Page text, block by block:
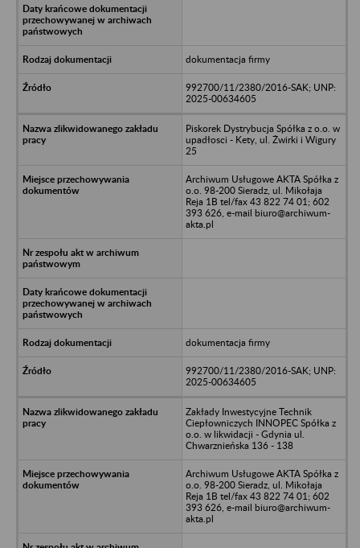
dokumentacja firmy
992700/11/2380/2016-SAK; UNP:
2025-00634605
Piskorek Dystrybucja Spółka z o.o. w
upadłosci - Kety, ul. Żwirki i Wigury
25
Archiwum Usługowe AKTA Spółka z
o.o. 98-200 Sieradz, ul. Mikołaja
Reja 1B tel/fax 43 822 74 01; 602
393 626, e-mail biuro@archiwum-
akta.pl
dokumentacja firmy
992700/11/2380/2016-SAK; UNP:
2025-00634605
Zakłady Inwestycyjne Technik
Ciepłowniczych INNOPEC Spółka z
o.o. w likwidacji - Gdynia ul.
Chwarznieńska 136 - 138
Archiwum Usługowe AKTA Spółka z
o.o. 98-200 Sieradz, ul. Mikołaja
Reja 1B tel/fax 43 822 74 01; 602
393 626, e-mail biuro@archiwum-
akta.pl